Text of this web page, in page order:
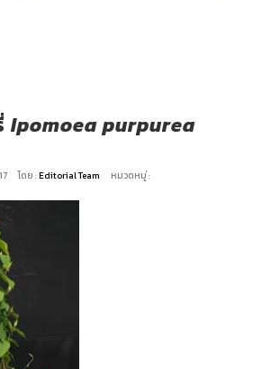
Ipomoea purpurea
โดย :Editorial Team หมวดหมู่ :